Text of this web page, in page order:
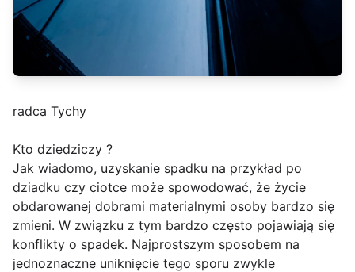
radca Tychy
Kto dziedziczy ?
Jak wiadomo, uzyskanie spadku na przykład po
dziadku czy ciotce może spowodować, że życie
obdarowanej dobrami materialnymi osoby bardzo się
zmieni. W związku z tym bardzo często pojawiają się
konflikty o spadek. Najprostszym sposobem na
jednoznaczne uniknięcie tego sporu zwykle